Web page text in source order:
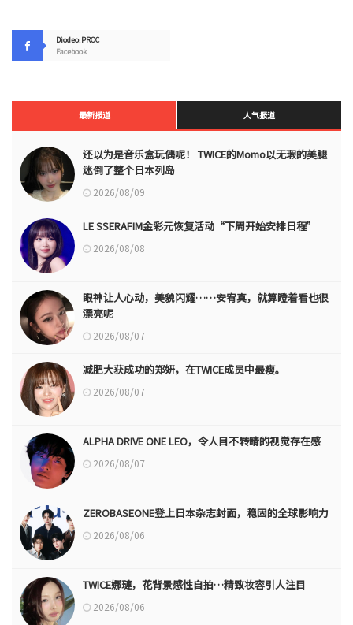
Diodeo.PROC
Facebook
最新报道 人气报道
还以为是音乐盒玩偶呢！ TWICE的Momo以无瑕的美腿
迷倒了整个日本列岛
2026/08/09
LE SSERAFIM金彩元恢复活动“下周开始安排日程”
2026/08/08
眼神让人心动，美貌闪耀……安宥真，就算瞪着看也很
漂亮呢
2026/08/07
减肥大获成功的郑妍，在TWICE成员中最瘦。
2026/08/07
ALPHA DRIVE ONE LEO，令人目不转睛的视觉存在感
2026/08/07
ZEROBASEONE登上日本杂志封面，稳固的全球影响力
2026/08/06
TWICE娜璉，花背景感性自拍…精致妆容引人注目
2026/08/06